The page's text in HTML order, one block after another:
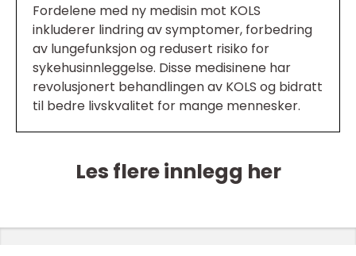
Fordelene med ny medisin mot KOLS
inkluderer lindring av symptomer, forbedring
av lungefunksjon og redusert risiko for
sykehusinnleggelse. Disse medisinene har
revolusjonert behandlingen av KOLS og bidratt
til bedre livskvalitet for mange mennesker.
Les flere innlegg her